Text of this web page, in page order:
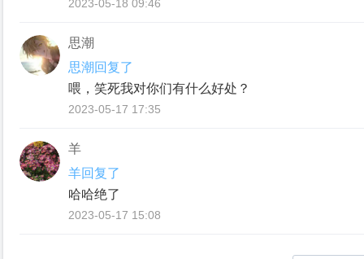
2023-05-18 09:46
思潮
思潮回复了
喂，笑死我对你们有什么好处？
2023-05-17 17:35
羊
羊回复了
哈哈绝了
2023-05-17 15:08